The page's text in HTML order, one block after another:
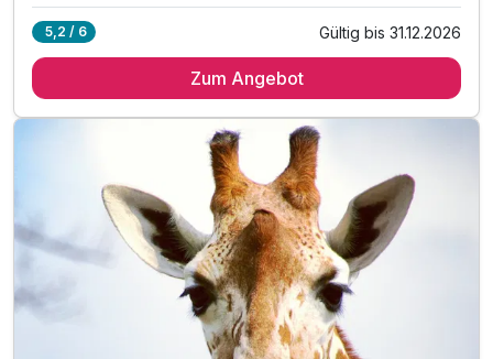
2 x reichhaltiges Frühstückbuffet
1 x gefüllte Minibar während des Aufenthaltes
1 x Stadtplan für Sightseeing auf eigene Faust
inkl. Nutzung W-Lan
5,2 / 6 Gültig bis 31.12.2026
Zum Angebot